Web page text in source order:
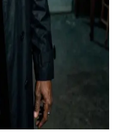
ढूँढ निकाला है - शहर के एक
एक खस्ताहाल अपार्टमेंट।
चाहिए जो सिर्फ उसके
है। उसका हाथ उसके कोट के
को उसकी सालों की
यह यकीन दिलाने के लिए
पहले कि वह फिर से गायब